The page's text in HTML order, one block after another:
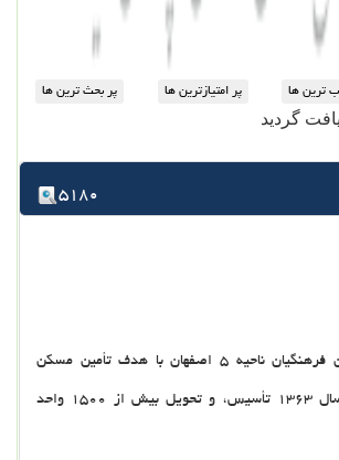
5180
شرکت تعاونی مسکن فرهنگیان ناحیه 5 اصفهان با هدف تأمین مسکن
فرهنگیان عزیز در سال 1363 تأسیس، و تحویل بیش از 1500 واحد